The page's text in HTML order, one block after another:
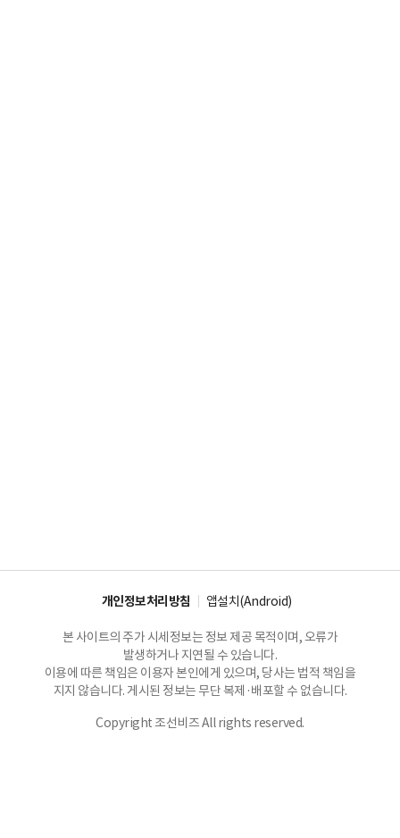
개인정보처리방침 앱설치(Android)
본 사이트의 주가 시세정보는 정보 제공 목적이며, 오류가
발생하거나 지연될 수 있습니다.
이용에 따른 책임은 이용자 본인에게 있으며, 당사는 법적 책임을
지지 않습니다. 게시된 정보는 무단 복제·배포할 수 없습니다.
Copyright 조선비즈 All rights reserved.